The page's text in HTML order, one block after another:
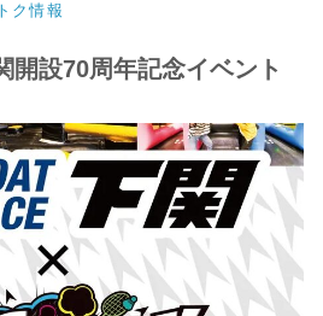
ク情報
開設70周年記念イベント